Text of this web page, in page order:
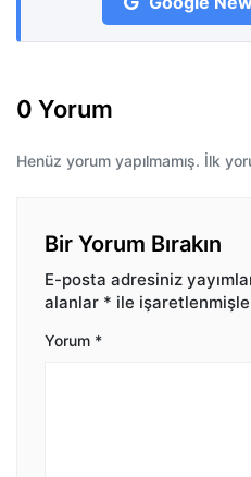
0 Yorum
Henüz yorum yapılmamış. İlk
Bir Yorum Bırakın
E-posta adresiniz
alanlar * ile
Yorum *